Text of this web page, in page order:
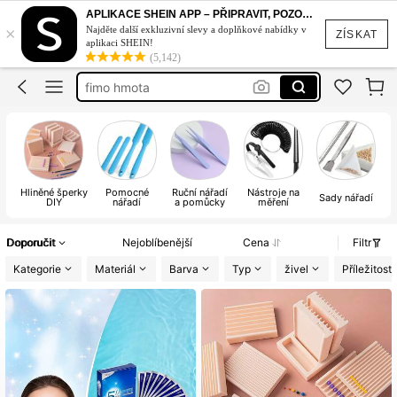
ZÍSKAT
×
APLIKACE SHEIN APP – PŘIPRAVIT, POZOR, STYL!
Najděte další exkluzivní slevy a doplňkové nabídky v
aplikaci SHEIN!
(5,142)
polymer clay
whitening strip
fimo hmota
vykrajovatka na modelinu
polymer clay
Hliněné šperky
DIY
Pomocné
nářadí
Ruční nářadí
a pomůcky
Nástroje na
měření Sady nářadí
Doporučit Nejoblíbenější Cena
Filtr
Kategorie
Materiál Barva Typ živel Příležitost